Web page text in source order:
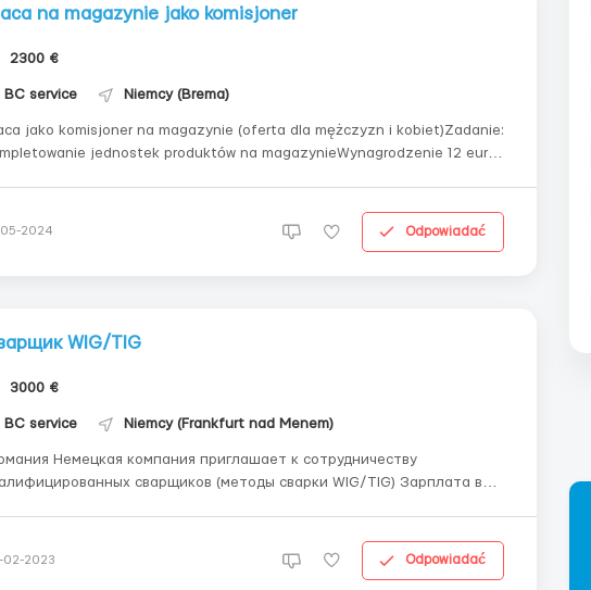
na magazynie jako komisjoner
2300 €
BC service Niemcy (Brema)
jako komisjoner na magazynie (oferta dla mężczyzn i kobiet)Zadanie:
jednostek produktów na magazynieWynagrodzenie 12 euro
05-2024 Odpowiadać
WIG/TIG
3000 €
BC service Niemcy (Frankfurt nad Menem)
компания приглашает к сотрудничеству
сварщиков (методы сварки WIG/TIG) Зарплата в
02-2023 Odpowiadać